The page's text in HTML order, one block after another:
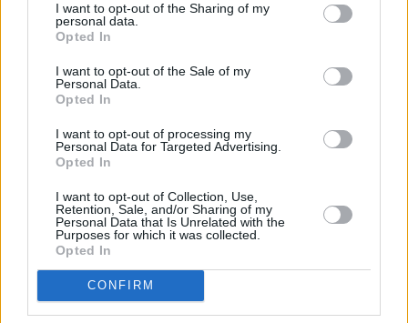
I want to opt-out of the Sharing of my
personal data.
Opted In
I want to opt-out of the Sale of my
Personal Data.
Opted In
I want to opt-out of processing my
Personal Data for Targeted Advertising.
Opted In
I want to opt-out of Collection, Use,
Retention, Sale, and/or Sharing of my
Personal Data that Is Unrelated with the
Purposes for which it was collected.
Opted In
CONFIRM
Napisz do mnie:
aleksandra.gersz@natemat.pl
Czytaj więcej